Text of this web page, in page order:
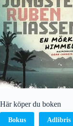
Här köper du boken
Bokus Adlibris